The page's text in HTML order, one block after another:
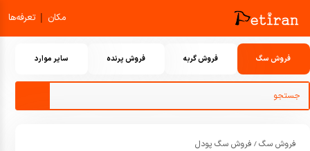
مکان | تعرفه‌ها
فروش سگ فروش گربه فروش پرنده سایر موارد
فروش سگ / فروش سگ پودل